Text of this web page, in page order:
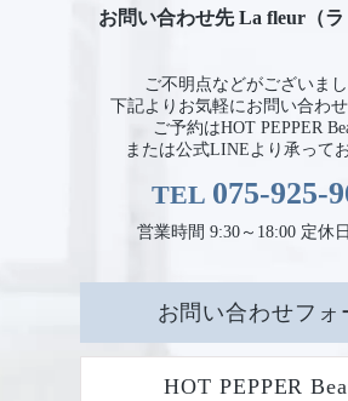
お問い合わせ先 La fleur（ラ
ご不明点などがございまし
下記よりお気軽にお問い合わせ
ご予約はHOT PEPPER
または公式LINEより承って
TEL 075-925-
営業時間 9:30～18:00 定休
お問い合わせフォ
HOT PEPPER